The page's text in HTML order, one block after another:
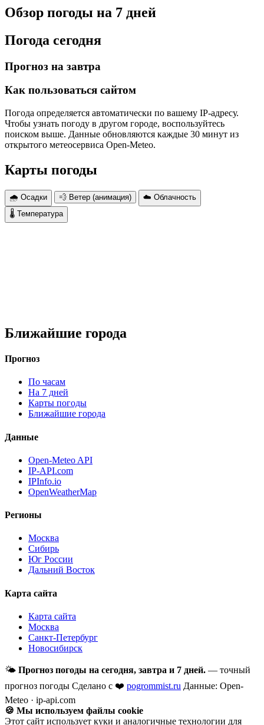
Обзор погоды на 7 дней
Погода сегодня
Прогноз на завтра
Как пользоваться сайтом
Погода определяется автоматически по вашему IP-адресу.
Чтобы узнать погоду в другом городе, воспользуйтесь
поиском выше. Данные обновляются каждые 30 минут из
открытого метеосервиса Open-Meteo.
Карты погоды
🌧 Осадки 💨 Ветер (анимация)
☁️ Облачность
🌡 Температура
Ближайшие города
Прогноз
По часам
На 7 дней
Карты погоды
Ближайшие города
Данные
Open-Meteo API
IP-API.com
IPInfo.io
OpenWeatherMap
Регионы
Москва
Сибирь
Юг России
Дальний Восток
Карта сайта
Карта сайта
Москва
Санкт-Петербург
Новосибирск
🌤 Прогноз погоды на сегодня, завтра и 7 дней. — точный
прогноз погоды Сделано с ❤️ pogrommist.ru Данные: Open-
Meteo · ip-api.com
🍪 Мы используем файлы cookie
Этот сайт использует куки и аналогичные технологии для